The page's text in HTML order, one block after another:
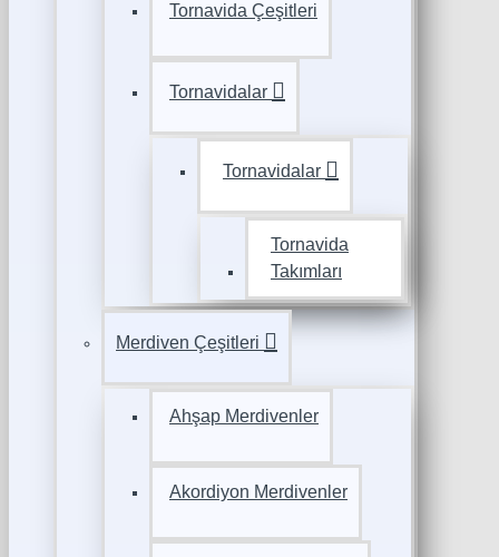
Tornavida Çeşitleri
Tornavidalar
Tornavidalar
Tornavida
Takımları
Merdiven Çeşitleri
Ahşap Merdivenler
Akordiyon Merdivenler